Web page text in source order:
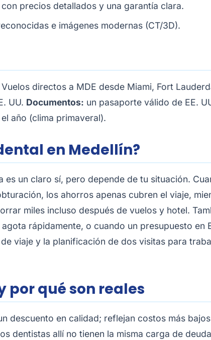
precios detallados y una garantía clara.
e imágenes modernas (CT/3D).
directos a MDE desde Miami, Fort
UU. Documentos: un pasaporte válido de EE.
año (clima primaveral).
en Medellín?
es un claro sí, pero depende de tu situación.
los ahorros apenas cubren el viaje,
miles incluso después de vuelos y hotel.
rápidamente, o cuando un presupuesto en
viaje y la planificación de dos visitas para
por qué son reales
descuento en calidad; reflejan costos más
dentistas allí no tienen la misma carga de